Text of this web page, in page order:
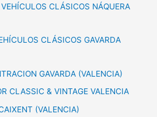
CLÁSICOS NÁQUERA
CLÁSICOS GAVARDA
GAVARDA (VALENCIA)
CLASSIC & VINTAGE VALENCIA
(VALENCIA)